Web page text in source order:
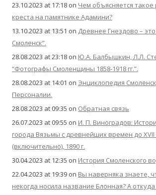
23.10.2023 at 17:18 on Чем объясняется
креста на памятнике Адамини?
13.10.2023 at 13:51 on Древнее Гнездово –
Смоленск”.
28.08.2023 at 23:18 on Ю.А. Балбышкин, Л.Л.
“Фотографы Смоленщины 1858-1918 гг.”.
28.08.2023 at 14:01 on Энциклопедия
Персоналии.
28.08.2023 at 09:35 on Обратная связь
26.07.2023 at 09:55 on И. П. Виноградов:
города Вязьмы с древнейших времен до XVII
(включительно), 1890 г.
30.04.2023 at 12:35 on История Смоленского
22.04.2023 at 19:39 on Вы наверняка знаете,
некогда носила название Блонная? А